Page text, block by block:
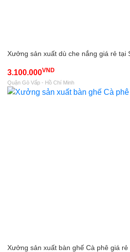
Xưởng sản xuất dù che nắng giá rẻ tại
3.100.000VND
Quận Gò Vấp - Hồ Chí Minh
Xưởng sản xuất bàn ghế Cà phê giá rẻ